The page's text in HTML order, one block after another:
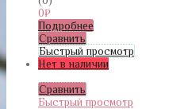
0₽
Подробнее
Сравнить
Быстрый просмотр
Нет в наличии
Сравнить
Быстрый просмотр